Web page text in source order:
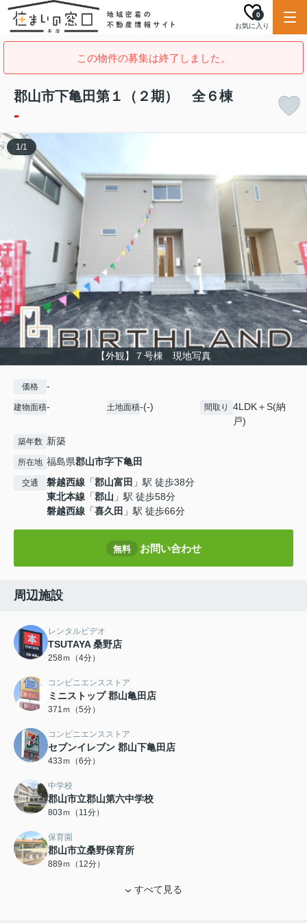
お気に入り
0
この物件の募集は終了しました。
郡山市下亀田第１（２期） 全６棟
-
【外観】７号棟 現地写真
1/1
価格 -
建物面積- 土地面積-(-) 間取り
4LDK＋S(納
戸)
築年数 新築
所在地 福島県郡山市字下亀田
交通 磐越西線 「郡山富田 」駅 徒歩38分
東北本線 「郡山 」駅 徒歩58分
磐越西線 「喜久田 」駅 徒歩66分
無料 お問い合わせ
周辺施設
レンタルビデオ
TSUTAYA 桑野店
258ｍ（4分）
コンビニエンスストア
ミニストップ 郡山亀田店
371ｍ（5分）
コンビニエンスストア
セブンイレブン 郡山下亀田店
433ｍ（6分）
中学校
郡山市立郡山第六中学校
803ｍ（11分）
保育園
郡山市立桑野保育所
889ｍ（12分）
すべて見る